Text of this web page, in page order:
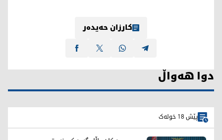
کارزان حەیدەر
دوا هەواڵ
پێش 18 خولەک